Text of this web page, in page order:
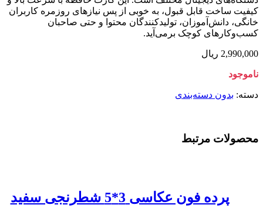
کیفیت ساخت قابل قبول، به خوبی از پس نیازهای روزمره کاربران
خانگی، دانش‌آموزان، تولیدکنندگان محتوا و حتی صاحبان
کسب‌وکارهای کوچک برمی‌آید.
2,990,000 ریال
ناموجود
دسته: بدون دسته‌بندی
محصولات مرتبط
پرده فون عکاسی 3*5 شطرنجی سفید